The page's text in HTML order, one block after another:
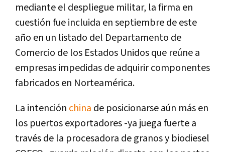
mediante el despliegue militar, la firma en
cuestión fue incluida en septiembre de este
año en un listado del Departamento de
Comercio de los Estados Unidos que reúne a
empresas impedidas de adquirir componentes
fabricados en Norteamérica.
La intención china de posicionarse aún más en
los puertos exportadores -ya juega fuerte a
través de la procesadora de granos y biodiesel